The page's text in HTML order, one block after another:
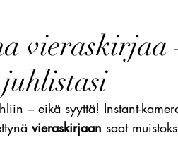
vieraskirjaa
– eikä syyttä! Instant-
vieraskirjaan saat